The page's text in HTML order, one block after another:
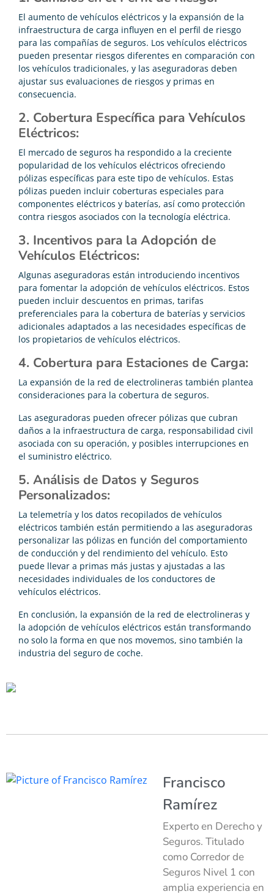
El aumento de vehículos eléctricos y la expansión de la
infraestructura de carga influyen en el perfil de riesgo
para las compañías de seguros. Los vehículos eléctricos
pueden presentar riesgos diferentes en comparación con
los vehículos tradicionales, y las aseguradoras deben
ajustar sus evaluaciones de riesgos y primas en
consecuencia.
2. Cobertura Específica para Vehículos
Eléctricos:
El mercado de seguros ha respondido a la creciente
popularidad de los vehículos eléctricos ofreciendo
pólizas específicas para este tipo de vehículos. Estas
pólizas pueden incluir coberturas especiales para
componentes eléctricos y baterías, así como protección
contra riesgos asociados con la tecnología eléctrica.
3. Incentivos para la Adopción de
Vehículos Eléctricos:
Algunas aseguradoras están introduciendo incentivos
para fomentar la adopción de vehículos eléctricos. Estos
pueden incluir descuentos en primas, tarifas
preferenciales para la cobertura de baterías y servicios
adicionales adaptados a las necesidades específicas de
los propietarios de vehículos eléctricos.
4. Cobertura para Estaciones de Carga:
La expansión de la red de electrolineras también plantea
consideraciones para la cobertura de seguros.
Las aseguradoras pueden ofrecer pólizas que cubran
daños a la infraestructura de carga, responsabilidad civil
asociada con su operación, y posibles interrupciones en
el suministro eléctrico.
5. Análisis de Datos y Seguros
Personalizados:
La telemetría y los datos recopilados de vehículos
eléctricos también están permitiendo a las aseguradoras
personalizar las pólizas en función del comportamiento
de conducción y del rendimiento del vehículo. Esto
puede llevar a primas más justas y ajustadas a las
necesidades individuales de los conductores de
vehículos eléctricos.
En conclusión, la expansión de la red de electrolineras y
la adopción de vehículos eléctricos están transformando
no solo la forma en que nos movemos, sino también la
industria del seguro de coche.
Francisco
Ramírez
Experto en Derecho y
Seguros. Titulado
como Corredor de
Seguros Nivel 1 con
amplia experiencia en